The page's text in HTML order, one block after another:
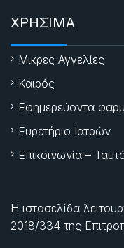
ΧΡΗΣΙΜΑ
Μικρές Αγγελίες
Καιρός
Εφημερεύοντα
Ευρετήριο Ιατρών
Επικοινωνία –
Η ιστοσελίδα
2018/334 της